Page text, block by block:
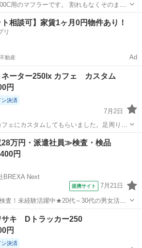
用のマフラーです。 割れもなくそのまま
大学駅 カワサキ
ト相談可】家賃1ヶ月0円物件あり！
リ
動産 Ad
ネーター250lx カフェ カスタム
円
ン決済
7月2日
ェにカスタムしてもらいました。足周りノ
新品、タンク、シートカウル、フロントフ
を塗装屋さんにパールホワイトに塗装して
ラッグ風...
サキ エリミネーター
万円・派遣社員≫検査・検品
円
BREXA Next
提携サイト 7月21日
査！未経験活躍中★20代～30代の男女活躍
任旅費会社負担！マイカー通勤OK！無料駐
本県菊池郡大津町》 人気の工場のお
立...
キ Dトラッカー250
円
ン決済